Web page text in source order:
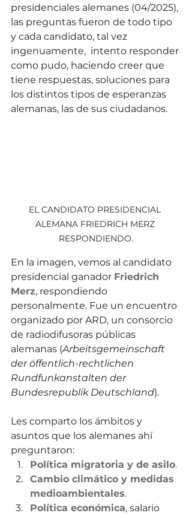
presidenciales alemanes (04/2025),
las preguntas fueron de todo tipo
y cada candidato, tal vez
ingenuamente,  intento responder
como pudo, haciendo creer que
tiene respuestas, soluciones para
los distintos tipos de esperanzas
alemanas, las de sus ciudadanos.
EL CANDIDATO PRESIDENCIAL
ALEMANA FRIEDRICH MERZ
RESPONDIENDO.
En la imagen, vemos al candidato
presidencial ganador Friedrich
Merz, respondiendo
personalmente. Fue un encuentro
organizado por ARD, un consorcio
de radiodifusoras públicas
alemanas (Arbeitsgemeinschaft
der öffentlich-rechtlichen
Rundfunkanstalten der
Bundesrepublik Deutschland).
Les comparto los ámbitos y
asuntos que los alemanes ahí
preguntaron:
Política migratoria y de asilo.
Cambio climático y medidas
medioambientales.
Política económica, salario